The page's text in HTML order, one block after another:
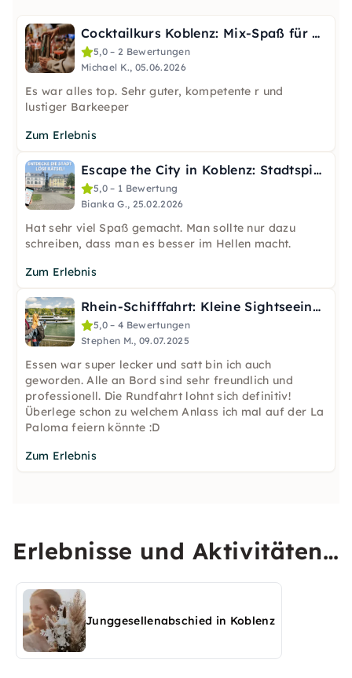
Cocktailkurs Koblenz: Mix-Spaß für JGA & Teamevent
5,0 – 2 Bewertungen
Michael K., 05.06.2026
Es war alles top. Sehr guter, kompetente r und
lustiger Barkeeper
Zum Erlebnis
Escape the City in Koblenz: Stadtspiel mit Rätseln
5,0 – 1 Bewertung
Bianka G., 25.02.2026
Hat sehr viel Spaß gemacht. Man sollte nur dazu
schreiben, dass man es besser im Hellen macht.
Zum Erlebnis
Rhein-Schifffahrt: Kleine Sightseeing-Tour ab Koblenz
5,0 – 4 Bewertungen
Stephen M., 09.07.2025
Essen war super lecker und satt bin ich auch
geworden. Alle an Bord sind sehr freundlich und
professionell. Die Rundfahrt lohnt sich definitiv!
Überlege schon zu welchem Anlass ich mal auf der La
Paloma feiern könnte :D
Zum Erlebnis
Erlebnisse und Aktivitäten
in Koblenz entdecken
Junggesellenabschied in Koblenz